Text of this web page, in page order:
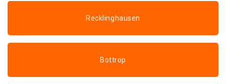
Recklinghausen
Bottrop